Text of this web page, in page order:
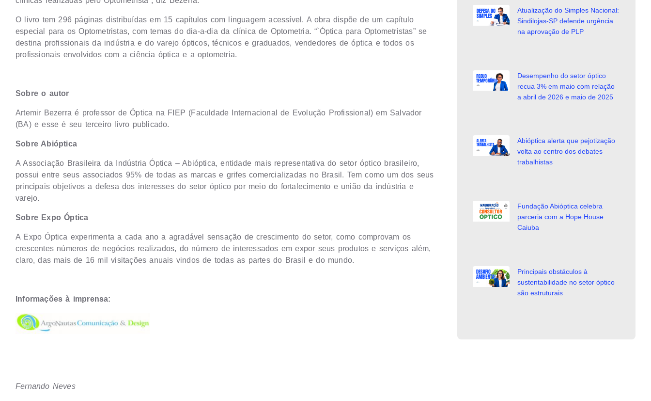
O livro tem 296 páginas distribuídas em 15 capítulos com linguagem acessível. A obra dispõe de um capítulo
especial para os Optometristas, com temas do dia-a-dia da clínica de Optometria. “`Óptica para Optometristas” se
destina profissionais da indústria e do varejo ópticos, técnicos e graduados, vendedores de óptica e todos os
profissionais envolvidos com a ciência óptica e a optometria.
Sobre o autor
Artemir Bezerra é professor de Óptica na FIEP (Faculdade Internacional de Evolução Profissional) em Salvador
(BA) e esse é seu terceiro livro publicado.
Sobre Abióptica
A Associação Brasileira da Indústria Óptica – Abióptica, entidade mais representativa do setor óptico brasileiro,
possui entre seus associados 95% de todas as marcas e grifes comercializadas no Brasil. Tem como um dos seus
principais objetivos a defesa dos interesses do setor óptico por meio do fortalecimento e união da indústria e
varejo.
Sobre Expo Óptica
A Expo Óptica experimenta a cada ano a agradável sensação de crescimento do setor, como comprovam os
crescentes números de negócios realizados, do número de interessados em expor seus produtos e serviços além,
claro, das mais de 16 mil visitações anuais vindos de todas as partes do Brasil e do mundo.
Informações à imprensa:
Fernando Neves
Atualização do Simples Nacional:
Sindilojas-SP defende urgência
na aprovação de PLP
Desempenho do setor óptico
recua 3% em maio com relação
a abril de 2026 e maio de 2025
Abióptica alerta que pejotização
volta ao centro dos debates
trabalhistas
Fundação Abióptica celebra
parceria com a Hope House
Caiuba
Principais obstáculos à
sustentabilidade no setor óptico
são estruturais